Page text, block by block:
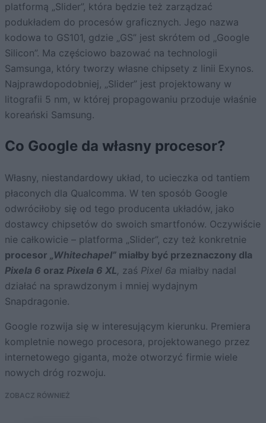
platformą „Slider”, która będzie też zarządzać
podukładem do procesów graficznych. Jego nazwa
kodowa to GS101, gdzie „GS” jest skrótem od „Google
Silicon”. Ma częściowo bazować na technologii
Samsunga, który tworzy własne chipsety z linii Exynos.
Najprawdopodobniej, „Slider” jest projektowany w
litografii 5 nm, w której propagowaniu przoduje właśnie
koreański Samsung.
Co Google da własny procesor?
Własny, niestandardowy układ, to ucieczka od tantiem
płaconych dla Qualcomma. W ten sposób Google
odwróciłoby się od tego producenta układów, jako
dostawcy chipsetów do swoich smartfonów. Oczywiście
nie całkowicie – platforma „Slider”, czy też konkretnie
procesor
„Whitechapel” miałby być przeznaczony dla
Pixela 6 oraz Pixela 6 XL zaś Pixel 6a miałby nadal
działać na sprawdzonym i mniej wydajnym
Snapdragonie.
Google rozwija się w interesującym kierunku. Premiera
kompletnie nowego procesora, projektowanego przez
internetowego giganta, może otworzyć firmie wiele
nowych dróg rozwoju.
ZOBACZ RÓWNIEŻ